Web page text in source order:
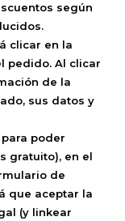
según
clicar en la
pedido. Al clicar
de la
sus datos y
poder
gratuito), en el
de
que aceptar la
(y linkear